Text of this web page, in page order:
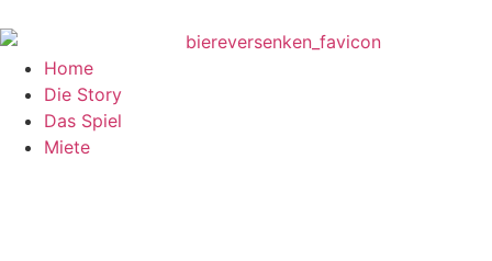
Home
Die Story
Das Spiel
Miete